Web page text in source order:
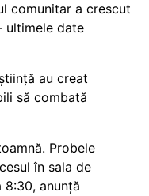
comunitar a crescut
ultimele date
au creat
să combată
Probele
în sala de
8:30, anunță